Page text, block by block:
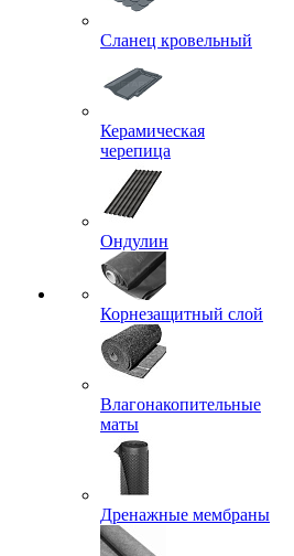
Сланец кровельный
Керамическая
черепица
Ондулин
Корнезащитный слой
Влагонакопительные
маты
Дренажные мембраны